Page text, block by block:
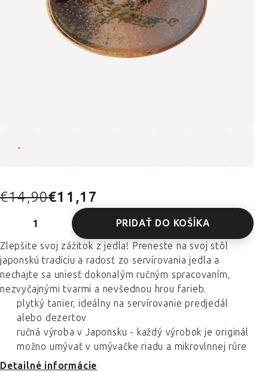
€14,90€11,17
PRIDAŤ DO KOŠÍKA
Zlepšite svoj zážitok z jedla! Preneste na svoj stôl
japonskú tradíciu a radosť zo servírovania jedla a
nechajte sa uniesť dokonalým ručným spracovaním,
nezvyčajnými tvarmi a nevšednou hrou farieb.
plytký tanier, ideálny na servírovanie predjedál
alebo dezertov
ručná výroba v Japonsku - každý výrobok je originál
možno umývať v umývačke riadu a mikrovlnnej rúre
Detailné informácie